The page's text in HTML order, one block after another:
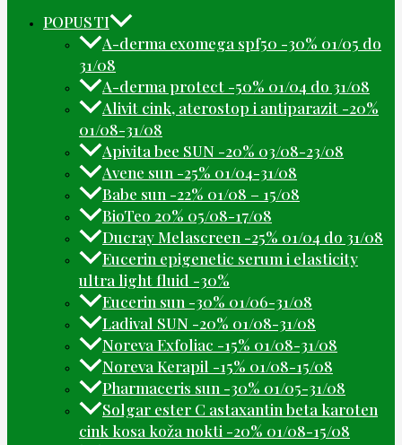
POPUSTI
A-derma exomega spf50 -30% 01/05 do
31/08
A-derma protect -50% 01/04 do 31/08
Alivit cink, aterostop i antiparazit -20%
01/08-31/08
Apivita bee SUN -20% 03/08-23/08
Avene sun -25% 01/04-31/08
Babe sun -22% 01/08 – 15/08
BioTeo 20% 05/08-17/08
Ducray Melascreen -25% 01/04 do 31/08
Eucerin epigenetic serum i elasticity
ultra light fluid -30%
Eucerin sun -30% 01/06-31/08
Ladival SUN -20% 01/08-31/08
Noreva Exfoliac -15% 01/08-31/08
Noreva Kerapil -15% 01/08-15/08
Pharmaceris sun -30% 01/05-31/08
Solgar ester C astaxantin beta karoten
cink kosa koža nokti -20% 01/08-15/08